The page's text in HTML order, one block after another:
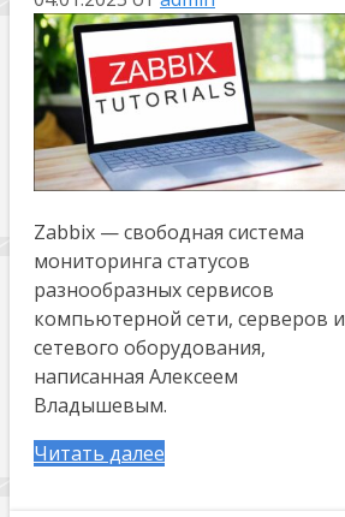
Zabbix — свободная система
мониторинга статусов
разнообразных сервисов
компьютерной сети, серверов и
сетевого оборудования,
написанная Алексеем
Владышевым.
Читать далее